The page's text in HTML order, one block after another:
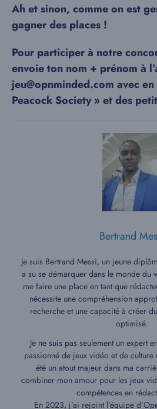
Ah et sinon, comme on est
gagner des places !
Pour participer à notre
envoie ton nom + prénom à
jeu@opnminded.com avec
Peacock Society » et des
Bertrand
Je suis Bertrand Messi, un jeune
a su se démarquer dans le monde du
me faire une place en tant que
nécessite une compréhension
recherche et une capacité à créer
optimisé.
Je ne suis pas seulement un expert
passionné de jeux vidéo et de culture
été un atout majeur dans ma
combiner mon amour pour les jeux
compétences en
En 2023, j’ai rejoint l’équipe